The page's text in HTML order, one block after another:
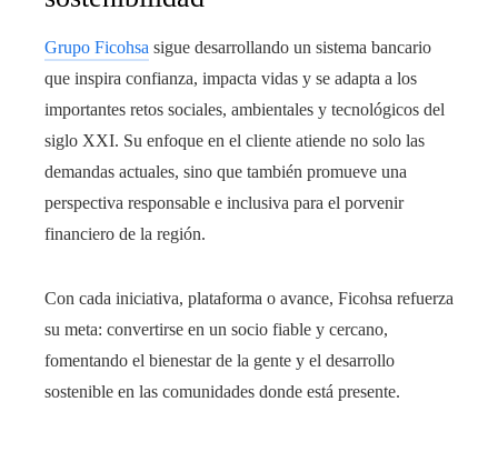
Grupo Ficohsa sigue desarrollando un sistema bancario
que inspira confianza, impacta vidas y se adapta a los
importantes retos sociales, ambientales y tecnológicos del
siglo XXI. Su enfoque en el cliente atiende no solo las
demandas actuales, sino que también promueve una
perspectiva responsable e inclusiva para el porvenir
financiero de la región.
Con cada iniciativa, plataforma o avance, Ficohsa refuerza
su meta: convertirse en un socio fiable y cercano,
fomentando el bienestar de la gente y el desarrollo
sostenible en las comunidades donde está presente.